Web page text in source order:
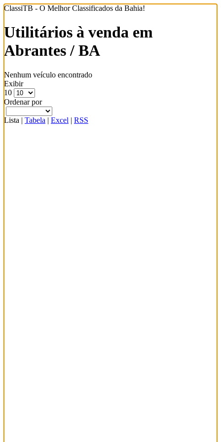
ClassiTB - O Melhor Classificados da Bahia!
Utilitários à venda em
Abrantes / BA
Nenhum veículo encontrado
Exibir
10
Ordenar por
Lista | Tabela | Excel | RSS